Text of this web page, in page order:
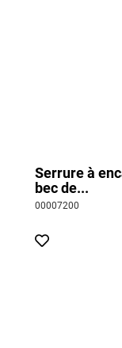
Serrure à
bec de...
00007200